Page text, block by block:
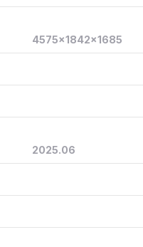
4575x1842x1685
2025.06